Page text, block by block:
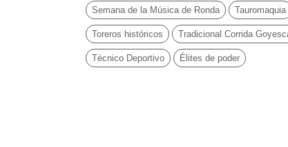
Semana de la Música de Ronda Tauromaquia
Toreros históricos Tradicional Corrida
Técnico Deportivo Élites de poder